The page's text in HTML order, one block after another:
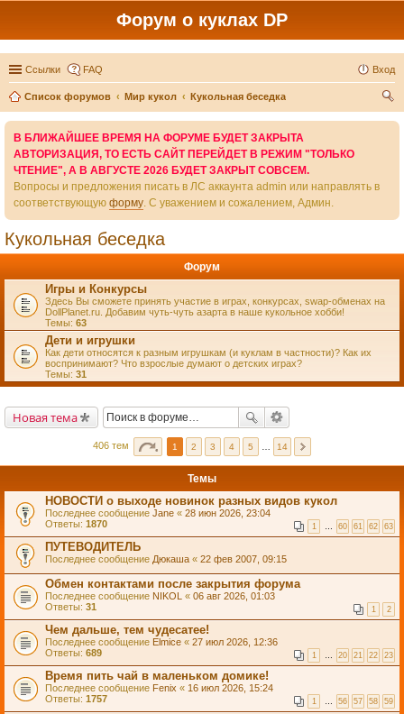
Форум о куклах DP
Ссылки FAQ Вход
Список форумов Мир кукол
Кукольная беседка
В БЛИЖАЙШЕЕ ВРЕМЯ НА ФОРУМЕ БУДЕТ ЗАКРЫТА
АВТОРИЗАЦИЯ, ТО ЕСТЬ САЙТ ПЕРЕЙДЕТ В РЕЖИМ "ТОЛЬКО
ЧТЕНИЕ", А В АВГУСТЕ 2026 БУДЕТ ЗАКРЫТ СОВСЕМ.
Вопросы и предложения писать в ЛС аккаунта admin или направлять в
соответствующую форму. С уважением и сожалением, Админ.
Кукольная беседка
Форум
Игры и Конкурсы
Здесь Вы сможете принять участие в играх, конкурсах, swap-обменах на
DollPlanet.ru. Добавим чуть-чуть азарта в наше кукольное хобби!
Темы: 63
Дети и игрушки
Как дети относятся к разным игрушкам (и куклам в частности)? Как их
воспринимают? Что взрослые думают о детских играх?
Темы: 31
Новая тема
406 тем 1 2 3 4 5 14
Темы
НОВОСТИ о выходе новинок разных видов кукол
Последнее сообщение Jane « 28 июн 2026, 23:04
Ответы: 1870 1 … 60 61 62 63
ПУТЕВОДИТЕЛЬ
Последнее сообщение Дюкаша « 22 фев 2007, 09:15
Обмен контактами после закрытия форума
Последнее сообщение NIKOL « 06 авг 2026, 01:03
Ответы: 31 1 2
Чем дальше, тем чудесатее!
Последнее сообщение Elmice « 27 июл 2026, 12:36
Ответы: 689 1 … 20 21 22 23
Время пить чай в маленьком домике!
Последнее сообщение Fenix « 16 июл 2026, 15:24
Ответы: 1757 1 … 56 57 58 59